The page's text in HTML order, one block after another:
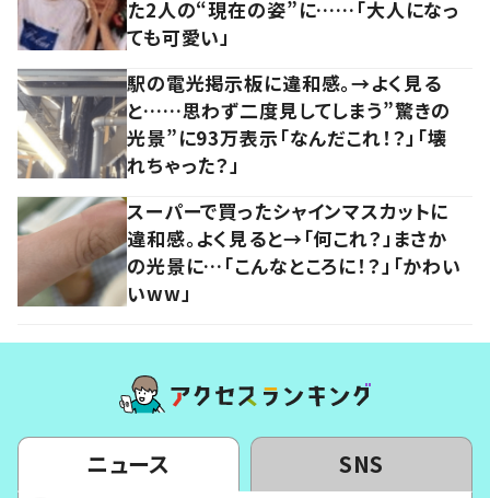
た2人の“現在の姿”に……「大人になっ
ても可愛い」
駅の電光掲示板に違和感。→よく見る
と……思わず二度見してしまう”驚きの
光景”に93万表示「なんだこれ！？」「壊
れちゃった？」
スーパーで買ったシャインマスカットに
違和感。よく見ると→「何これ？」まさか
の光景に…「こんなところに！？」「かわい
いww」
ニュース SNS